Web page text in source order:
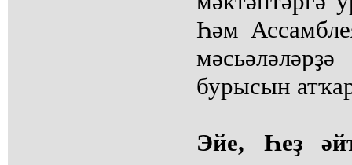
Һәм
бурысын
Эйе, Һеҙ